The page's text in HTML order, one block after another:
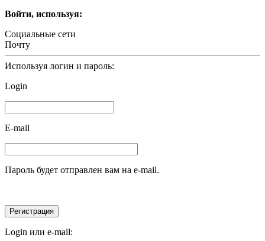
Войти, используя:
Социальные сети
Почту
Используя логин и пароль:
Login
E-mail
Пароль будет отправлен вам на e-mail.
Login или e-mail: